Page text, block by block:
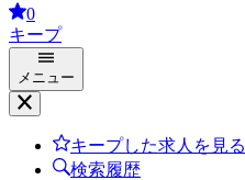
0
キープ
メニュー
キープした求人を見る
検索履歴